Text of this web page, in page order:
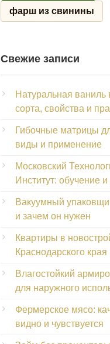
фарш из свинины
Свежие записи
Натуральная ваниль
сорта, свойства и
Гибочные матрицы
виды и применение
Московский
Институт: обучение
Вакуумный
и зачем он нужен
Квартиры в
Краснодарского края
Влагостойкий
для наружного
Фермерское мясо:
видно и чувствуется